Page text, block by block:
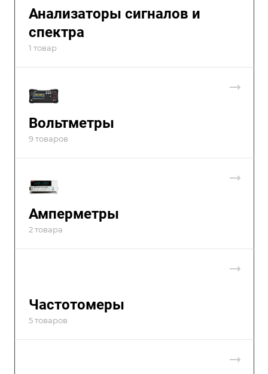
Анализаторы сигналов и
спектра
1 товар
Вольтметры
9 товаров
Амперметры
2 товара
Частотомеры
5 товаров